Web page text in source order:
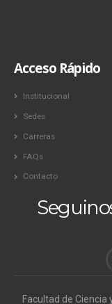
Acceso Rápido
Institucional
Sedes
Carreras
FAQs
Contacto
Facultad de